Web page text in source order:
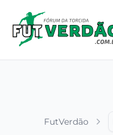
FutVerdão